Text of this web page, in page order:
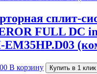
сплит-
FULL DC
EM35HP.D03
В корзину
Купить в 1 клик